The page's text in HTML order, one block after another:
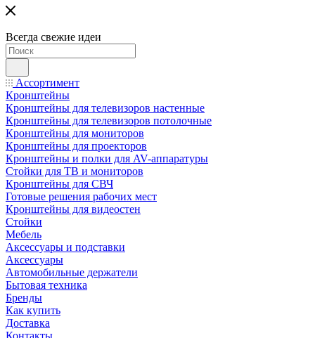
Всегда свежие идеи
Ассортимент
Кронштейны
Кронштейны для телевизоров настенные
Кронштейны для телевизоров потолочные
Кронштейны для мониторов
Кронштейны для проекторов
Кронштейны и полки для AV-аппаратуры
Стойки для ТВ и мониторов
Кронштейны для СВЧ
Готовые решения рабочих мест
Кронштейны для видеостен
Стойки
Мебель
Аксессуары и подставки
Аксессуары
Автомобильные держатели
Бытовая техника
Бренды
Как купить
Доставка
Контакты